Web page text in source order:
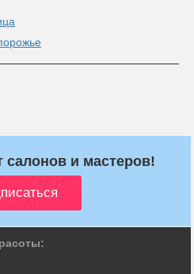
салонов и мастеров!